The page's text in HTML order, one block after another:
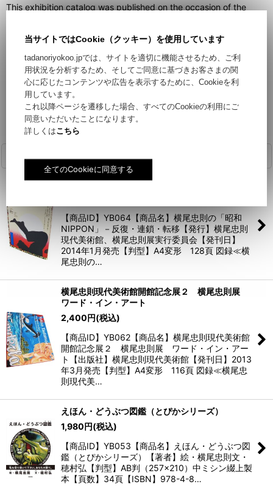
This exhibition catalog was published on the occasion of the
November 2012, which houses the collection of works and
materials of the Hyogo-born artist Tadanori Yokoo, as well as the
Tadanori Yokoo Exhibition "Anti-repeat, repeat, repeat".
※This book is not available in general bookstores. It is only
available at our ONLINE SHOP and the Tadanori Yokoo Museum
of Contemporary Art.
関連商品
横尾忠則の「昭和NIPPON」－反復・連鎖・転移
【商品ID】YB064【商品名】横尾忠則の「昭和
NIPPON」－反復・連鎖・転移【発行】横尾忠則
現代美術館、横尾忠則展実行委員会【発刊日】
2014年1月発売【判型】A4変形 128頁 図録≪横
尾忠則の…
横尾忠則現代美術館開館記念展２ 横尾忠則展
ワード・イン・アート
2,400円(税込)
【商品ID】YB062【商品名】横尾忠則現代美術館
開館記念展２ 横尾忠則展 ワード・イン・アー
ト【出版社】横尾忠則現代美術館【発刊日】2013
年3月発売【判型】A4変形 116頁 図録≪横尾忠
則現代美…
えほん・どうぶつ図鑑（とぴかシリーズ）
1,980円(税込)
【商品ID】YB053【商品名】えほん・どうぶつ図
鑑（とぴかシリーズ）【著者】絵・横尾忠則文・
穂村弘【判型】AB判（257×210）中ミシン綴上製
本【頁数】34頁【ISBN】978-4-8…
当サイトではCookie（クッキー）を使用しています
tadanoriyokoo.jpでは、サイトを適切に機能させるため、ご利
用状況を分析するため、そしてご同意に基づきお客さまの関
心に応じたコンテンツや広告を表示するために、Cookieを利
用しています。
これ以降ページを遷移した場合、すべてのCookieの利用にご
同意いただいたことになります。
詳しくはこちら